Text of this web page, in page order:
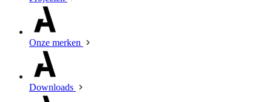
Onze merken
Downloads